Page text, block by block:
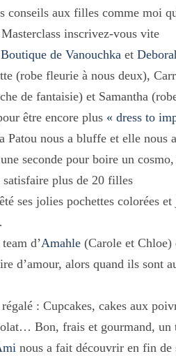
conseils aux filles comme moi
inscrivez-vous vite
Boutique de Vanouchka et
(robe fleurie à nous deux),
de fantaisie) et Samantha
être encore plus « dress to
Patou nous a bluffe et elle nous
seconde pour boire un
plus de 20 filles
ses jolies pochettes colorées
d’Amahle (Carole et
d’amour, alors quand ils sont
: Cupcakes, cakes aux
Bon, frais et gourmand, un
nous a fait découvrir en fin